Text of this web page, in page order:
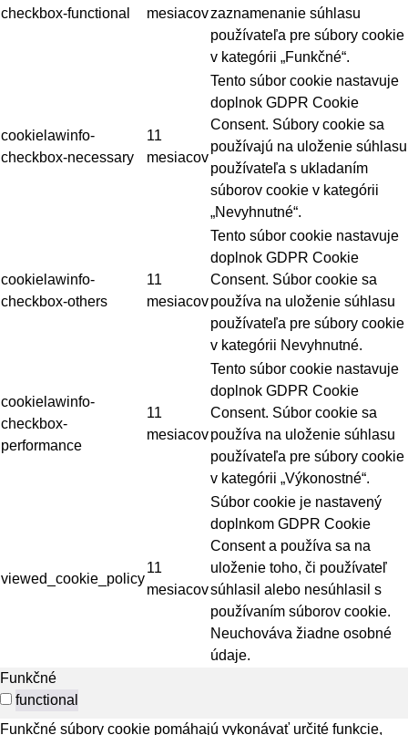
checkbox-functional
mesiacovzaznamenanie súhlasu
používateľa pre súbory cookie
v kategórii „Funkčné“.
cookielawinfo-
checkbox-necessary
11
mesiacov
Tento súbor cookie nastavuje
doplnok GDPR Cookie
Consent. Súbory cookie sa
používajú na uloženie súhlasu
používateľa s ukladaním
súborov cookie v kategórii
„Nevyhnutné“.
cookielawinfo-
checkbox-others
11
mesiacov
Tento súbor cookie nastavuje
doplnok GDPR Cookie
Consent. Súbor cookie sa
používa na uloženie súhlasu
používateľa pre súbory cookie
v kategórii Nevyhnutné.
cookielawinfo-
checkbox-
performance
11
mesiacov
Tento súbor cookie nastavuje
doplnok GDPR Cookie
Consent. Súbor cookie sa
používa na uloženie súhlasu
používateľa pre súbory cookie
v kategórii „Výkonostné“.
viewed_cookie_policy
11
mesiacov
Súbor cookie je nastavený
doplnkom GDPR Cookie
Consent a používa sa na
uloženie toho, či používateľ
súhlasil alebo nesúhlasil s
používaním súborov cookie.
Neuchováva žiadne osobné
údaje.
Funkčné
functional
Funkčné súbory cookie pomáhajú vykonávať určité funkcie,